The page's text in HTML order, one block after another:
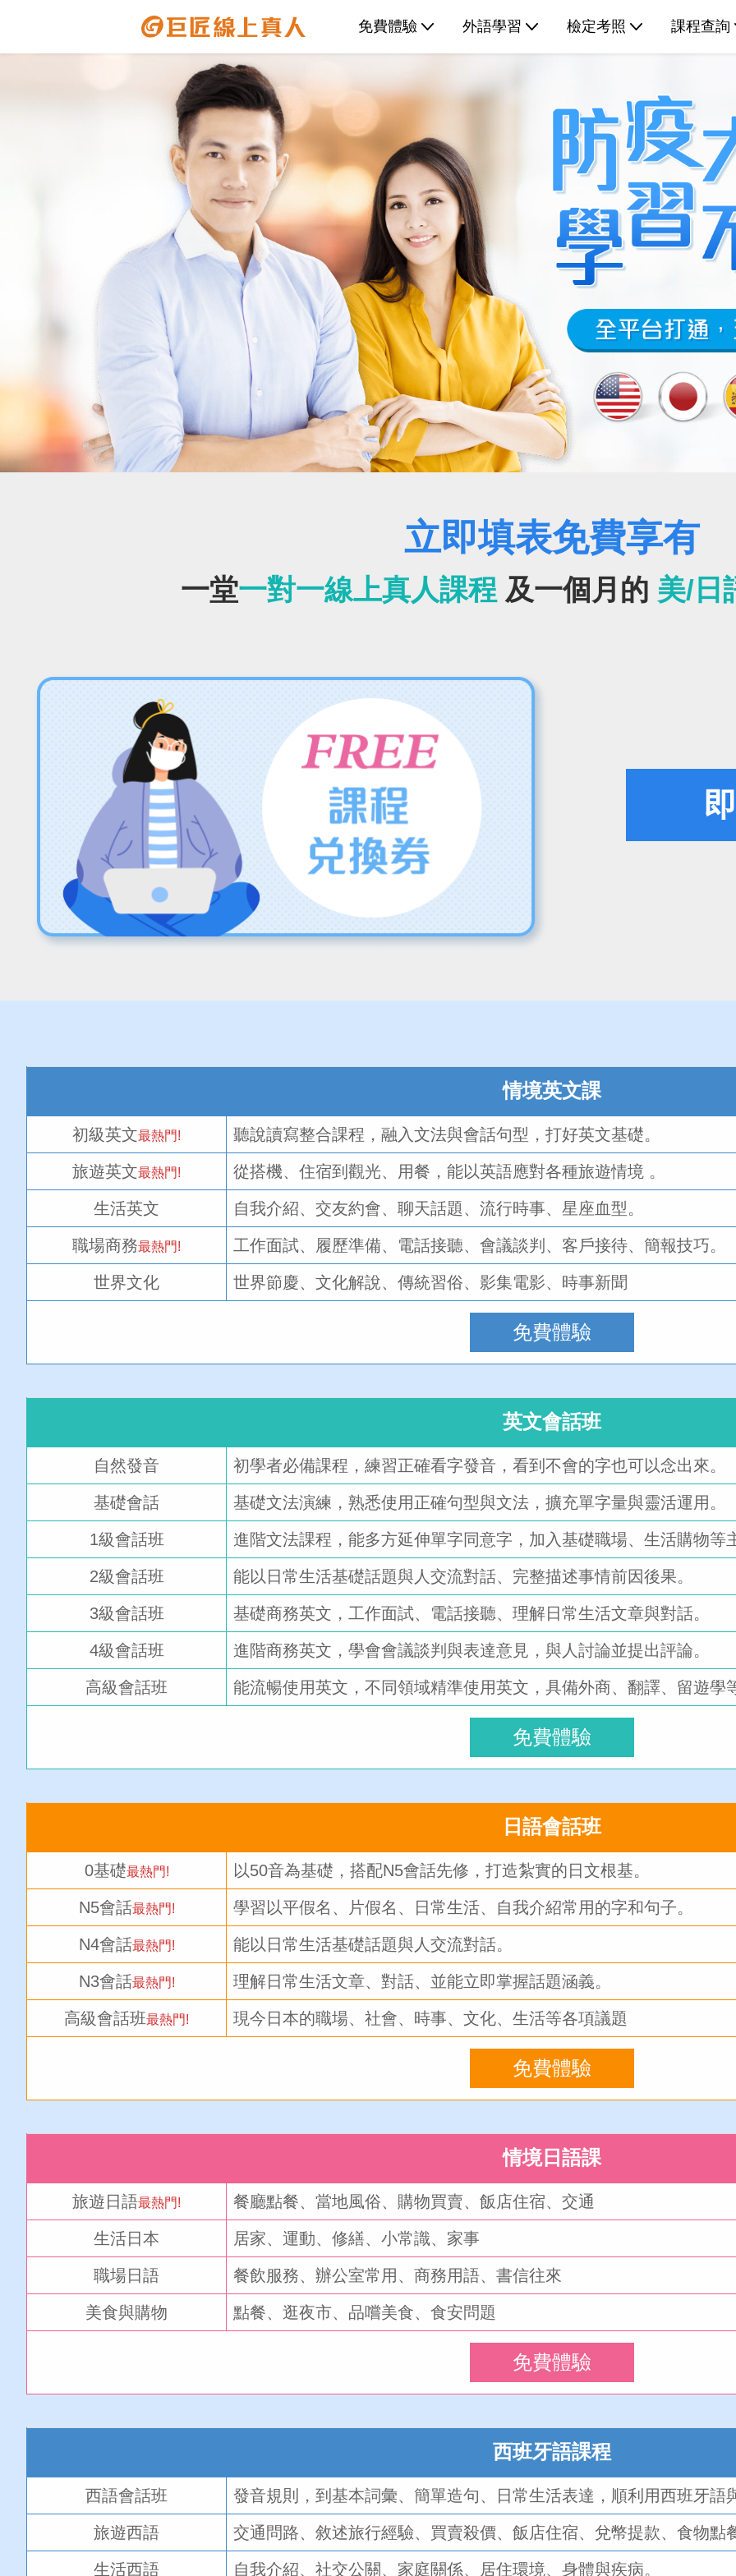
立即填表免費享有
一堂一對一線上真人課程 及一個月的 美/日
情境英文課
初級英文最熱門! 聽說讀寫整合課程，融入文法與會話句型，打好英文基礎。
旅遊英文最熱門! 從搭機、住宿到觀光、用餐，能以英語應對各種旅遊情境 。
生活英文 自我介紹、交友約會、聊天話題、流行時事、星座血型。
職場商務最熱門! 工作面試、履歷準備、電話接聽、會議談判、客戶接待、簡報技巧。
世界文化 世界節慶、文化解說、傳統習俗、影集電影、時事新聞
免費體驗
英文會話班
自然發音 初學者必備課程，練習正確看字發音，看到不會的字也可以念出來。
基礎會話 基礎文法演練，熟悉使用正確句型與文法，擴充單字量與靈活運用。
1級會話班 進階文法課程，能多方延伸單字同意字，加入基礎職場、生活購物等
2級會話班 能以日常生活基礎話題與人交流對話、完整描述事情前因後果。
3級會話班 基礎商務英文，工作面試、電話接聽、理解日常生活文章與對話。
4級會話班 進階商務英文，學會會議談判與表達意見，與人討論並提出評論。
高級會話班 能流暢使用英文，不同領域精準使用英文，具備外商、翻譯、留遊學
免費體驗
日語會話班
0基礎最熱門! 以50音為基礎，搭配N5會話先修，打造紮實的日文根基。
N5會話最熱門! 學習以平假名、片假名、日常生活、自我介紹常用的字和句子。
N4會話最熱門! 能以日常生活基礎話題與人交流對話。
N3會話最熱門! 理解日常生活文章、對話、並能立即掌握話題涵義。
高級會話班最熱門! 現今日本的職場、社會、時事、文化、生活等各項議題
免費體驗
情境日語課
旅遊日語最熱門! 餐廳點餐、當地風俗、購物買賣、飯店住宿、交通
生活日本 居家、運動、修繕、小常識、家事
職場日語 餐飲服務、辦公室常用、商務用語、書信往來
美食與購物 點餐、逛夜市、品嚐美食、食安問題
免費體驗
西班牙語課程
西語會話班 發音規則，到基本詞彙、簡單造句、日常生活表達，順利用西班牙語
旅遊西語 交通問路、敘述旅行經驗、買賣殺價、飯店住宿、兌幣提款、食物點
生活西語 自我介紹、社交公關、家庭關係、居住環境、身體與疾病。